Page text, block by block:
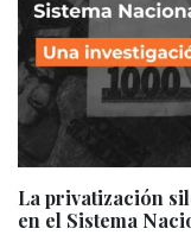
La privatización
en el Sistema